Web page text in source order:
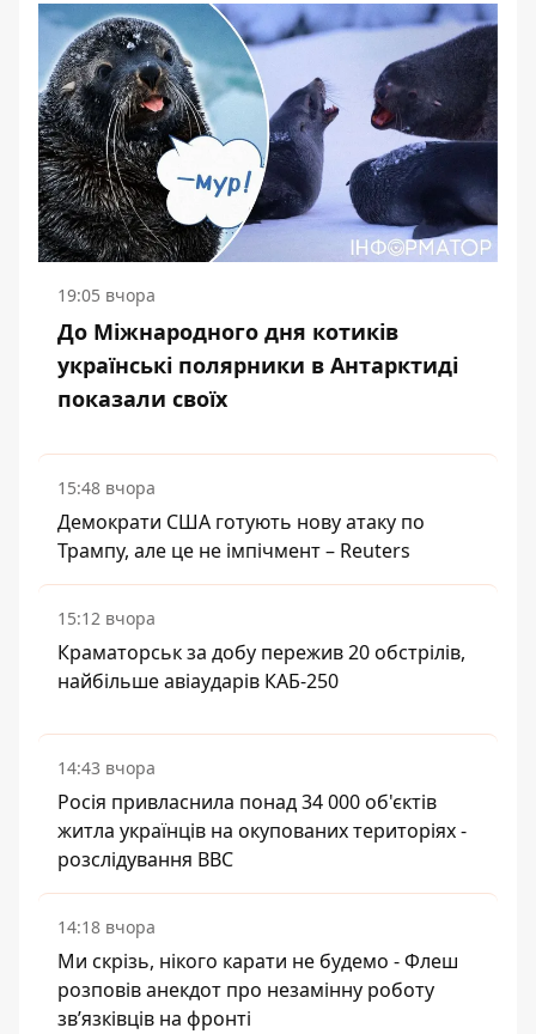
19:05 вчора
До Міжнародного дня котиків
українські полярники в Антарктиді
показали своїх
15:48 вчора
Демократи США готують нову атаку по
Трампу, але це не імпічмент – Reuters
15:12 вчора
Краматорськ за добу пережив 20 обстрілів,
найбільше авіаударів КАБ-250
14:43 вчора
Росія привласнила понад 34 000 об'єктів
житла українців на окупованих територіях -
розслідування BBC
14:18 вчора
Ми скрізь, нікого карати не будемо - Флеш
розповів анекдот про незамінну роботу
зв’язківців на фронті